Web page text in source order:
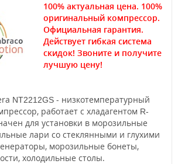
100% актуальная цена. 100%
оригинальный компрессор.
Официальная гарантия.
Действует гибкая система
скидок! Звоните и получите
лучшую цену!
NT2212GS - низкотемпературный
работает с хладагентом R-
для установки в морозильные
лари со стеклянными и глухими
морозильные бонеты,
холодильные столы.